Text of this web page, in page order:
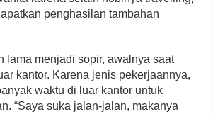
penghasilan tambahan
lama menjadi sopir, awalnya saat
kantor. Karena jenis pekerjaannya,
waktu di luar kantor untuk
“Saya suka jalan-jalan, makanya